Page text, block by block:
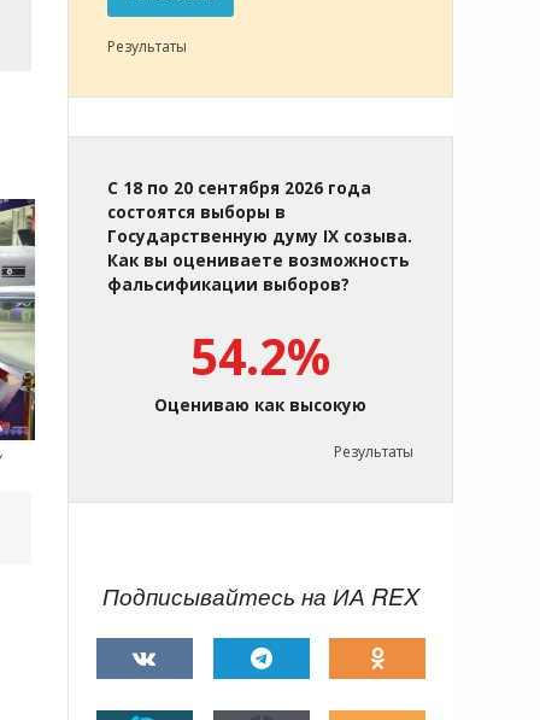
Результаты
С 18 по 20 сентября 2026 года
состоятся выборы в
Государственную думу IX созыва.
Как вы оцениваете возможность
фальсификации выборов?
54.2%
Оцениваю как высокую
Результаты
Подписывайтесь на ИА REX